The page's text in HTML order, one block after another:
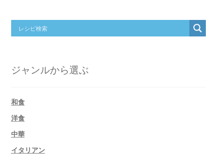
ジャンルから選ぶ
和食
洋食
中華
イタリアン